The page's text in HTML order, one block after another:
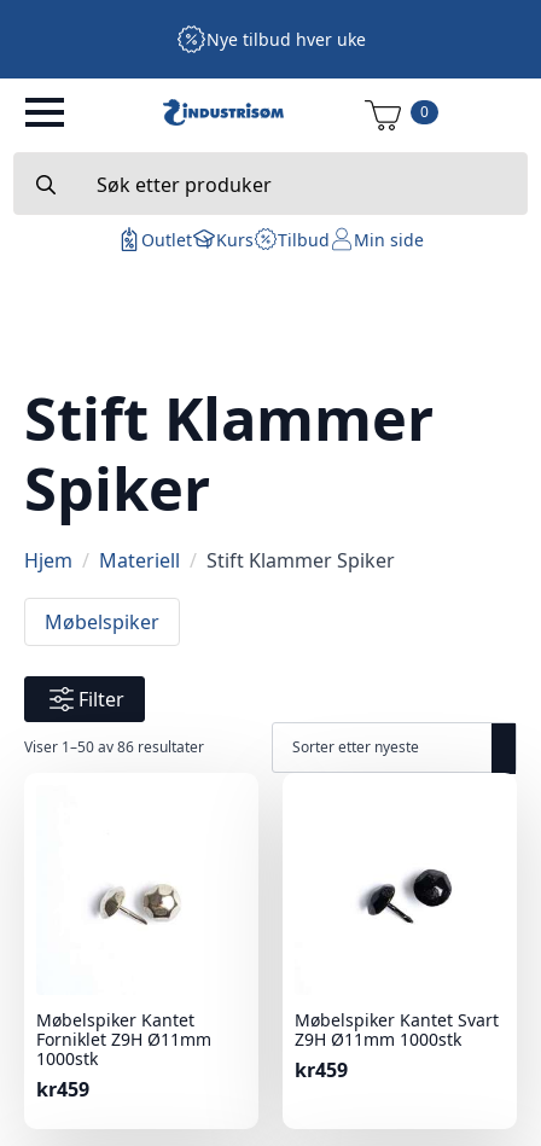
Nye tilbud hver uke
0
for:
Outlet Kurs Tilbud Min side
Stift Klammer
Spiker
Hjem Materiell Stift Klammer Spiker
Møbelspiker
Filter
Viser 1–50 av 86 resultaterSortert
Møbelspiker Kantet
Forniklet Z9H Ø11mm
1000stk
kr459
Møbelspiker Kantet Svart
Z9H Ø11mm 1000stk
kr459